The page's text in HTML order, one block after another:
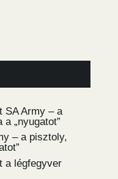
SA Army – a
„nyugatot”
– a pisztoly,
a légfegyver